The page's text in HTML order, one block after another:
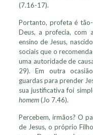
(7.16-17).
Portanto, profeta é
Deus, a profecia, com
ensino de Jesus,
sociais que o
uma autoridade de
29). Em outra
guardas para prender
sua justificativa foi
homem(Jo 7.46).
Percebem, irmãos? O
de Jesus, o próprio